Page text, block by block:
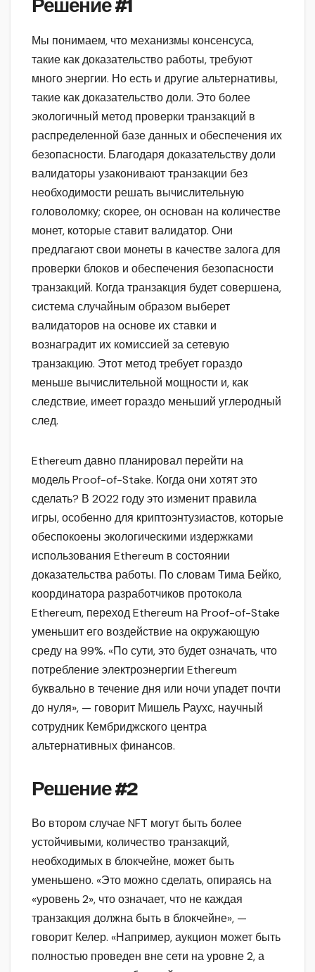
Решение#1
Мы понимаем, что механизмы консенсуса,
такие как доказательство работы, требуют
много энергии. Но есть и другие альтернативы,
такие как доказательство доли. Это более
экологичный метод проверки транзакций в
распределенной базе данных и обеспечения их
безопасности. Благодаря доказательству доли
валидаторы узаконивают транзакции без
необходимости решать вычислительную
головоломку; скорее, он основан на количестве
монет, которые ставит валидатор. Они
предлагают свои монеты в качестве залога для
проверки блоков и обеспечения безопасности
транзакций. Когда транзакция будет совершена,
система случайным образом выберет
валидаторов на основе их ставки и
вознаградит их комиссией за сетевую
транзакцию. Этот метод требует гораздо
меньше вычислительной мощности и, как
следствие, имеет гораздо меньший углеродный
след.
Ethereum давно планировал перейти на
модель Proof-of-Stake. Когда они хотят это
сделать? В 2022 году это изменит правила
игры, особенно для криптоэнтузиастов, которые
обеспокоены экологическими издержками
использования Ethereum в состоянии
доказательства работы. По словам Тима Бейко,
координатора разработчиков протокола
Ethereum, переход Ethereum на Proof-of-Stake
уменьшит его воздействие на окружающую
среду на 99%. «По сути, это будет означать, что
потребление электроэнергии Ethereum
буквально в течение дня или ночи упадет почти
до нуля», — говорит Мишель Раухс, научный
сотрудник Кембриджского центра
альтернативных финансов.
Решение#2
Во втором случае NFT могут быть более
устойчивыми, количество транзакций,
необходимых в блокчейне, может быть
уменьшено. «Это можно сделать, опираясь на
«уровень 2», что означает, что не каждая
транзакция должна быть в блокчейне», —
говорит Келер. «Например, аукцион может быть
полностью проведен вне сети на уровне 2, а